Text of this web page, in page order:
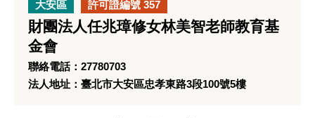
大安區 許可證編號 357
財團法人任兆璋修女林美智老師教育基
金會
聯絡電話：27780703
法人地址：臺北市大安區忠孝東路3段100號5樓